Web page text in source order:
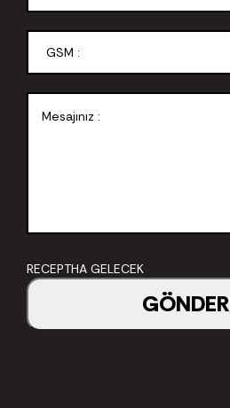
RECEPTHA GELECEK
GÖNDER